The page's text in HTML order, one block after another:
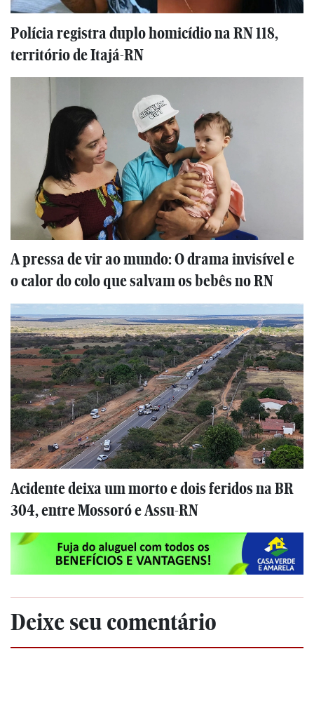
Polícia registra duplo homicídio na RN 118,
território de Itajá-RN
A pressa de vir ao mundo: O drama invisível e
o calor do colo que salvam os bebês no RN
Acidente deixa um morto e dois feridos na BR
304, entre Mossoró e Assu-RN
Deixe seu comentário